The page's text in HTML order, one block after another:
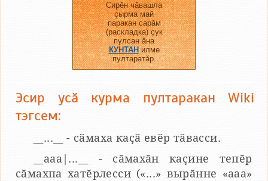
Сирӗн чӑвашла
ҫырма май
паракан сарӑм
(раскладка) ҫук
пулсан ӑна
КУНТАНилме
пултаратӑр.
Эсир усӑ курма пултаракан Wiki
тэгсем:
__...__ - сӑмаха каҫӑ евӗр тӑвасси.
__aaa|...__ - сӑмахӑн каҫине тепӗр
сӑмахпа хатӗрлесси («...» вырӑнне «ааа»